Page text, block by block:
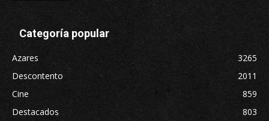
Categoría popular
Azares
3265
Descontento
2011
Cine
859
Destacados
803